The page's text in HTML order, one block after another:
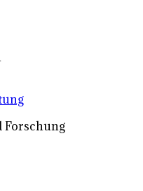
Forschung